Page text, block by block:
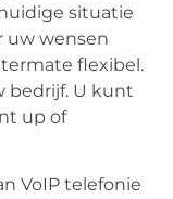
situatie
uw wensen
flexibel.
bedrijf. U kunt
up of
VoIP telefonie